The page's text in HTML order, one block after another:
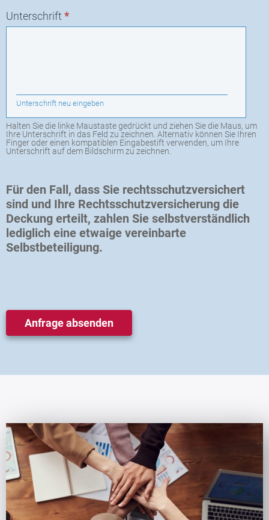
Unterschrift *
Unterschrift neu eingeben
Halten Sie die linke Maustaste gedrückt und ziehen Sie die Maus, um
Ihre Unterschrift in das Feld zu zeichnen. Alternativ können Sie Ihren
Finger oder einen kompatiblen Eingabestift verwenden, um Ihre
Unterschrift auf dem Bildschirm zu zeichnen.
Für den Fall, dass Sie rechtsschutzversichert
sind und Ihre Rechtsschutzversicherung die
Deckung erteilt, zahlen Sie selbstverständlich
lediglich eine etwaige vereinbarte
Selbstbeteiligung.
Anfrage absenden